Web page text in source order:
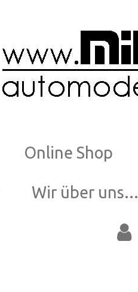
Online Shop
Wir über uns...